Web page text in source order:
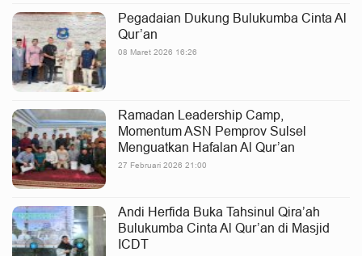
Pegadaian Dukung Bulukumba Cinta Al
Qur’an
08 Maret 2026 16:26
Ramadan Leadership Camp,
Momentum ASN Pemprov Sulsel
Menguatkan Hafalan Al Qur’an
27 Februari 2026 21:00
Andi Herfida Buka Tahsinul Qira’ah
Bulukumba Cinta Al Qur’an di Masjid
ICDT